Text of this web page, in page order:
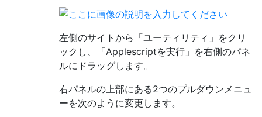
左側のサイトから「ユーティリティ」をクリ
ックし、「Applescriptを実行」を右側のパネ
ルにドラッグします。
右パネルの上部にある2つのプルダウンメニュ
ーを次のように変更します。